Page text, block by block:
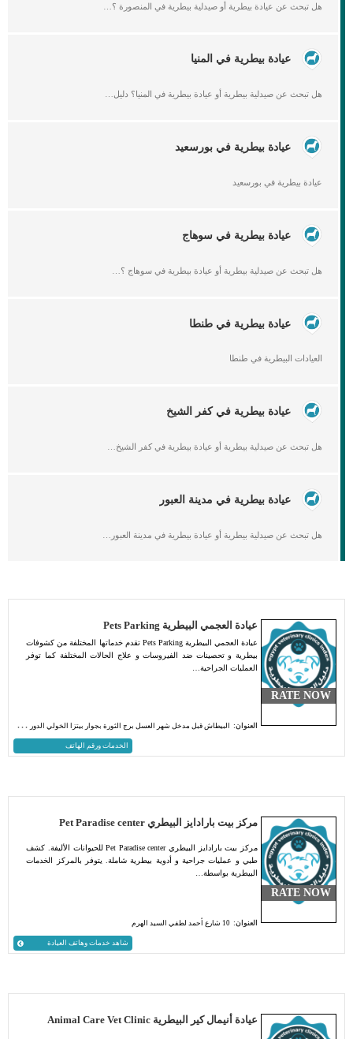
هل تبحث عن عيادة بيطرية أو صيدلية بيطرية في المنصورة ؟…
عيادة بيطرية في المنيا
هل تبحث عن صيدلية بيطرية أو عيادة بيطرية في المنيا؟ دليل…
عيادة بيطرية في بورسعيد
عيادة بيطرية في بورسعيد
عيادة بيطرية في سوهاج
هل تبحث عن صيدلية بيطرية أو عيادة بيطرية في سوهاج ؟…
عيادة بيطرية في طنطا
العيادات البيطرية في طنطا
عيادة بيطرية في كفر الشيخ
هل تبحث عن صيدلية بيطرية أو عيادة بيطرية في كفر الشيخ…
عيادة بيطرية في مدينة العبور
هل تبحث عن صيدلية بيطرية أو عيادة بيطرية في مدينة العبور…
الخدمات ورقم الهاتف
RATE NOW
عيادة العجمي البيطرية Pets Parking
عيادة العجمي البيطرية Pets Parking تقدم خدماتها المختلفة من كشوفات
بيطرية و تحصينات ضد الفيروسات و علاج الحالات المختلفة كما توفر
العمليات الجراحية…
العنوان: البيطاش قبل مدخل شهر العسل برج الثورة بجوار بيتزا الخولي الدور الارضي
شاهد خدمات وهاتف العيادة
RATE NOW
مركز بيت بارادايز البيطري Pet Paradise center
مركز بيت بارادايز البيطري Pet Paradise center للحيوانات الأليفة. كشف
طبي و عمليات جراحية و أدوية بيطرية شاملة. يتوفر بالمركز الخدمات
البيطرية بواسطة…
العنوان: 10 شارع أحمد لطفي السيد الهرم
عيادة أنيمال كير البيطرية Animal Care Vet Clinic